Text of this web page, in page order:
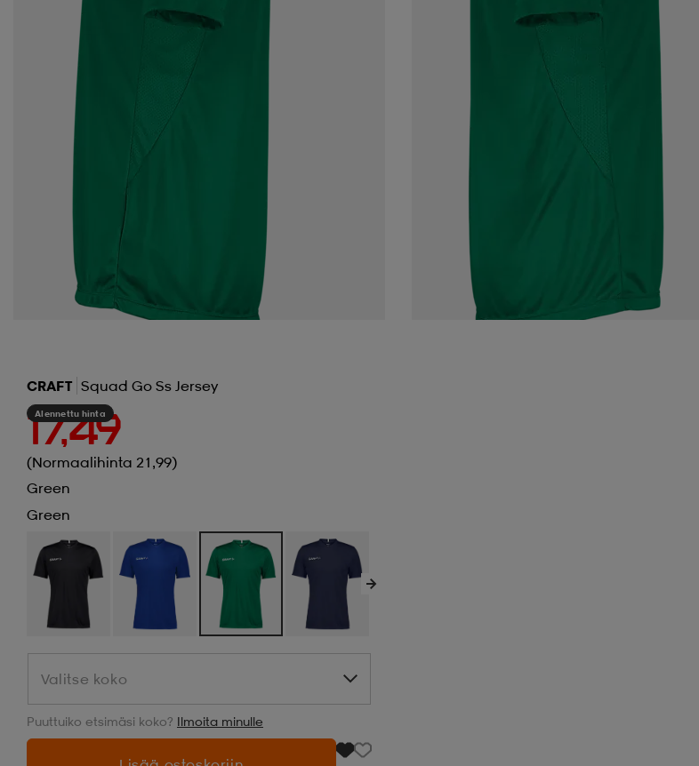
CRAFT Squad Go Ss Jersey
Alennettu hinta
17,49
(Normaalihinta 21,99)
Green
Green
Valitse koko
Valitse koko
Puuttuiko etsimäsi koko? Ilmoita minulle